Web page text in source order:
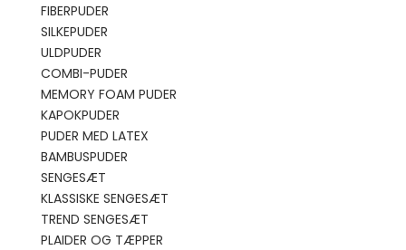
FIBERPUDER
SILKEPUDER
ULDPUDER
COMBI-PUDER
MEMORY FOAM PUDER
KAPOKPUDER
PUDER MED LATEX
BAMBUSPUDER
SENGESÆT
KLASSISKE SENGESÆT
TREND SENGESÆT
PLAIDER OG TÆPPER